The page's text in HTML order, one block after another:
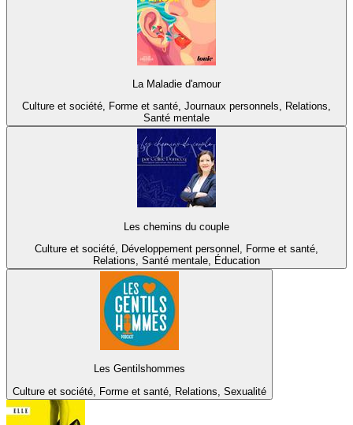
La Maladie d'amour
Culture et société, Forme et santé, Journaux personnels, Relations,
Santé mentale
Les chemins du couple
Culture et société, Développement personnel, Forme et santé,
Relations, Santé mentale, Éducation
Les Gentilshommes
Culture et société, Forme et santé, Relations, Sexualité